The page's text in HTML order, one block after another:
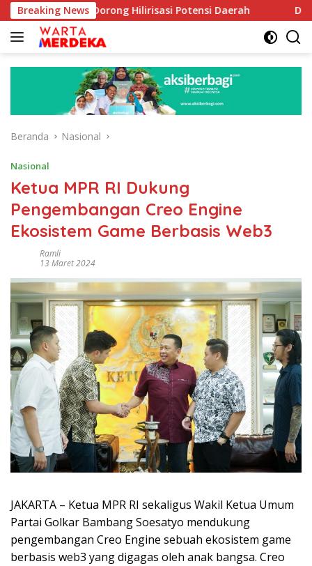
Langsung
ke
konten
Breaking News
Dorong Hilirisasi Potensi Daerah DPR Dorong
Beranda Nasional
Nasional
Ketua MPR RI Dukung
Pengembangan Creo Engine
Ekosistem Game Berbasis Web3
Ramli
13 Maret 2024
JAKARTA – Ketua MPR RI sekaligus Wakil Ketua Umum
Partai Golkar Bambang Soesatyo mendukung
pengembangan Creo Engine sebuah ekosistem game
berbasis web3 yang digagas oleh anak bangsa. Creo